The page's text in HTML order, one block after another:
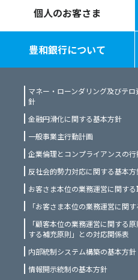
個人のお客さま
豊和銀行について
マネー・ローンダリング及びテ
針
金融円滑化に関する基本方針
一般事業主行動計画
企業倫理とコンプライアンスの
反社会的勢力対応に関する基本方
お客さま本位の業務運営に関す
「お客さま本位の業務運営に関
「顧客本位の業務運営に関する
する補充原則」との対応関係表
内部統制システム構築の基本方針
情報開示統制の基本方針